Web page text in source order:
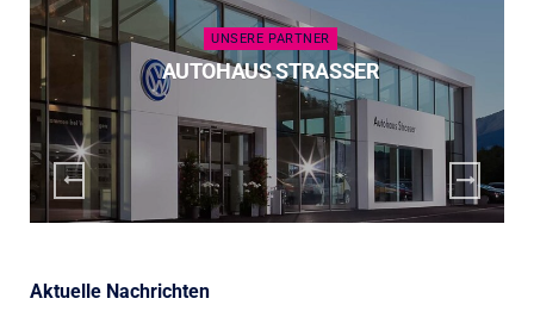
UNSERE PARTNER
AUTOHAUS STRASSER
Aktuelle Nachrichten